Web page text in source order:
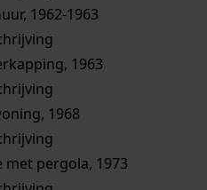
1962-1963
1963
1968
met pergola, 1973